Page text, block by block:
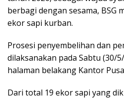
berbagi dengan sesama, BSG
ekor sapi kurban.
Prosesi penyembelihan dan
dilaksanakan pada Sabtu (30/
halaman belakang Kantor
Dari total 19 ekor sapi yang